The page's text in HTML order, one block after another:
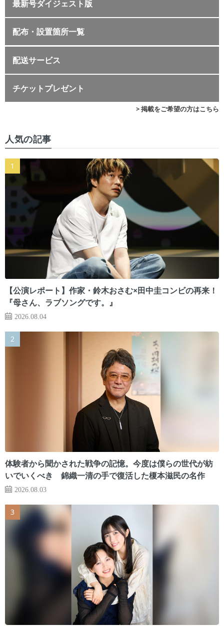
最新号ダイジェスト版
配布・設置箇所一覧
配送サービス
チケットプレゼント
> 掲載をご希望の方はこちら
人気の記事
【公演レポート】作家・鈴木おさむ×田中圭コンビの再来！
『母さん、ラブソングです。』
2026.08.04
体験者から聞かされた戦争の記憶。今度は僕らの世代が紡
いでいくべき 錦織一清の手で復活した榎本滋民の名作
2026.08.03